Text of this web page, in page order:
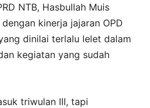
NTB, Hasbullah Muis
kinerja jajaran OPD
dinilai terlalu lelet dalam
kegiatan yang sudah
triwulan III, tapi